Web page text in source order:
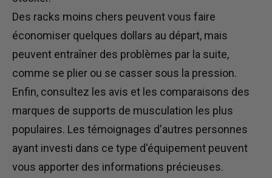
Des racks moins chers peuvent vous faire
économiser quelques dollars au départ, mais
peuvent entraîner des problèmes par la suite,
comme se plier ou se casser sous la pression.
Enfin, consultez les avis et les comparaisons des
marques de supports de musculation les plus
populaires. Les témoignages d'autres personnes
ayant investi dans ce type d'équipement peuvent
vous apporter des informations précieuses.